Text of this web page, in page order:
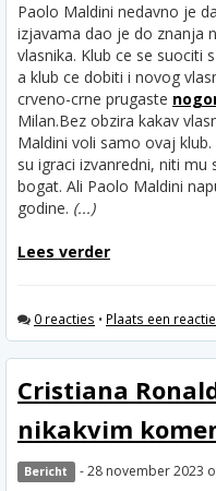
Paolo Maldini nedavno je
izjavama dao je do znanja
vlasnika. Klub ce se suociti
a klub ce dobiti i novog
crveno-crne prugaste
Milan.Bez obzira kakav
Maldini voli samo ovaj
su igraci izvanredni, niti mu
bogat. Ali Paolo Maldini
godine. (...)
Lees verder
0 reacties • Plaats een reactie
Cristiana
nikakvim
Bericht - 28 november 2023